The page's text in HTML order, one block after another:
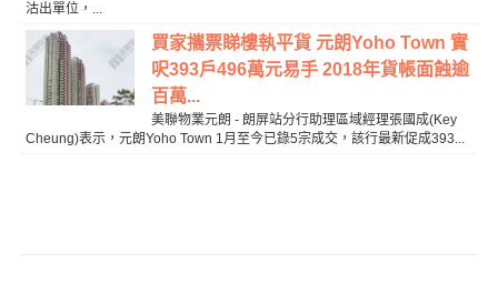
沽出單位，...
買家攜票睇樓執平貨 元朗Yoho Town 實
呎393戶496萬元易手 2018年貨帳面蝕逾
百萬...
美聯物業元朗 - 朗屏站分行助理區域經理張國成(Key
Cheung)表示，元朗Yoho Town 1月至今已錄5宗成交，該行最新促成393...